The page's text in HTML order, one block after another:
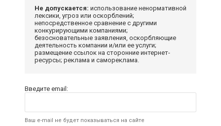
Не допускается: использование ненормативной
лексики, угроз или оскорблений;
непосредственное сравнение с другими
конкурирующими компаниями;
безосновательные заявления, оскорбляющие
деятельность компании и/или ее услуги;
размещение ссылок на сторонние интернет-
ресурсы; реклама и самореклама.
Введите email:
Ваш e-mail не будет показываться на сайте